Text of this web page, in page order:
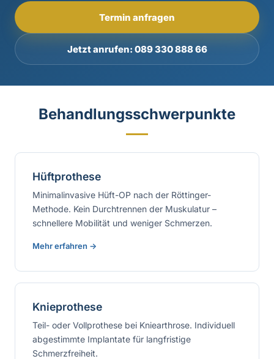
Termin anfragen
Jetzt anrufen: 089 330 888 66
Behandlungsschwerpunkte
Hüftprothese
Minimalinvasive Hüft-OP nach der Röttinger-
Methode. Kein Durchtrennen der Muskulatur –
schnellere Mobilität und weniger Schmerzen.
Mehr erfahren →
Knieprothese
Teil- oder Vollprothese bei Kniearthrose. Individuell
abgestimmte Implantate für langfristige
Schmerzfreiheit.